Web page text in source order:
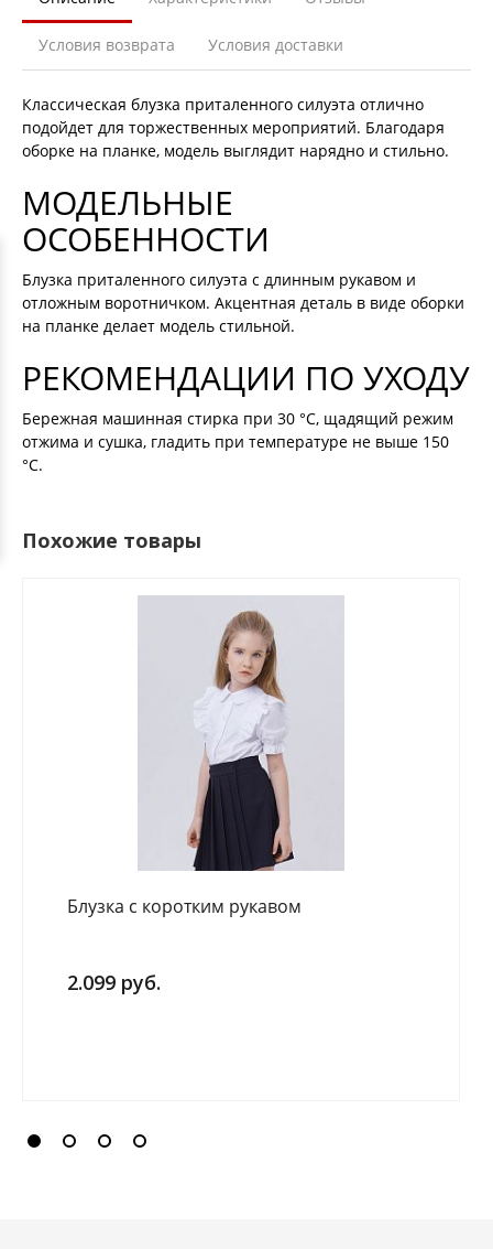
Условия возврата Условия доставки
Классическая блузка приталенного силуэта отлично
подойдет для торжественных мероприятий. Благодаря
оборке на планке, модель выглядит нарядно и стильно.
МОДЕЛЬНЫЕ
ОСОБЕННОСТИ
Блузка приталенного силуэта с длинным рукавом и
отложным воротничком. Акцентная деталь в виде оборки
на планке делает модель стильной.
РЕКОМЕНДАЦИИ ПО УХОДУ
Бережная машинная стирка при 30 °С, щадящий режим
отжима и сушка, гладить при температуре не выше 150
°С.
Похожие товары
Блузка с коротким рукавом
2.099 руб.